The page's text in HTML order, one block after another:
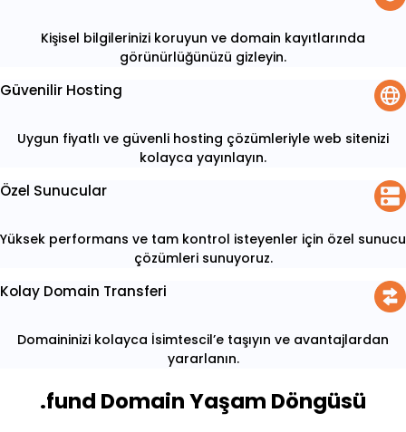
Kişisel bilgilerinizi koruyun ve domain kayıtlarında
görünürlüğünüzü gizleyin.
Güvenilir Hosting
Uygun fiyatlı ve güvenli hosting çözümleriyle web sitenizi
kolayca yayınlayın.
Özel Sunucular
Yüksek performans ve tam kontrol isteyenler için özel sunucu
çözümleri sunuyoruz.
Kolay Domain Transferi
Domaininizi kolayca İsimtescil’e taşıyın ve avantajlardan
yararlanın.
.fund Domain Yaşam Döngüsü